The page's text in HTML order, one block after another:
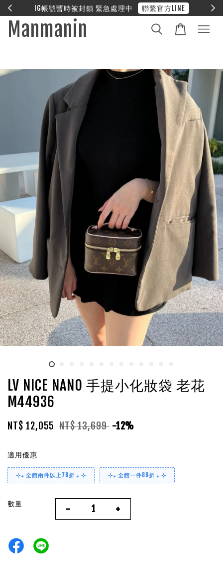
方LINE ❤︎ 全館滿兩萬享免運
Manmanin
LV NICE NANO 手提小化妝袋 老花
M44936
NT$ 12,055 NT$ 13,699 -12%
適用優惠
⊹₊ 全館兩件以上78折 ₊ ⊹ ⊹₊ 全館一件88折 ₊ ⊹
數量 - +